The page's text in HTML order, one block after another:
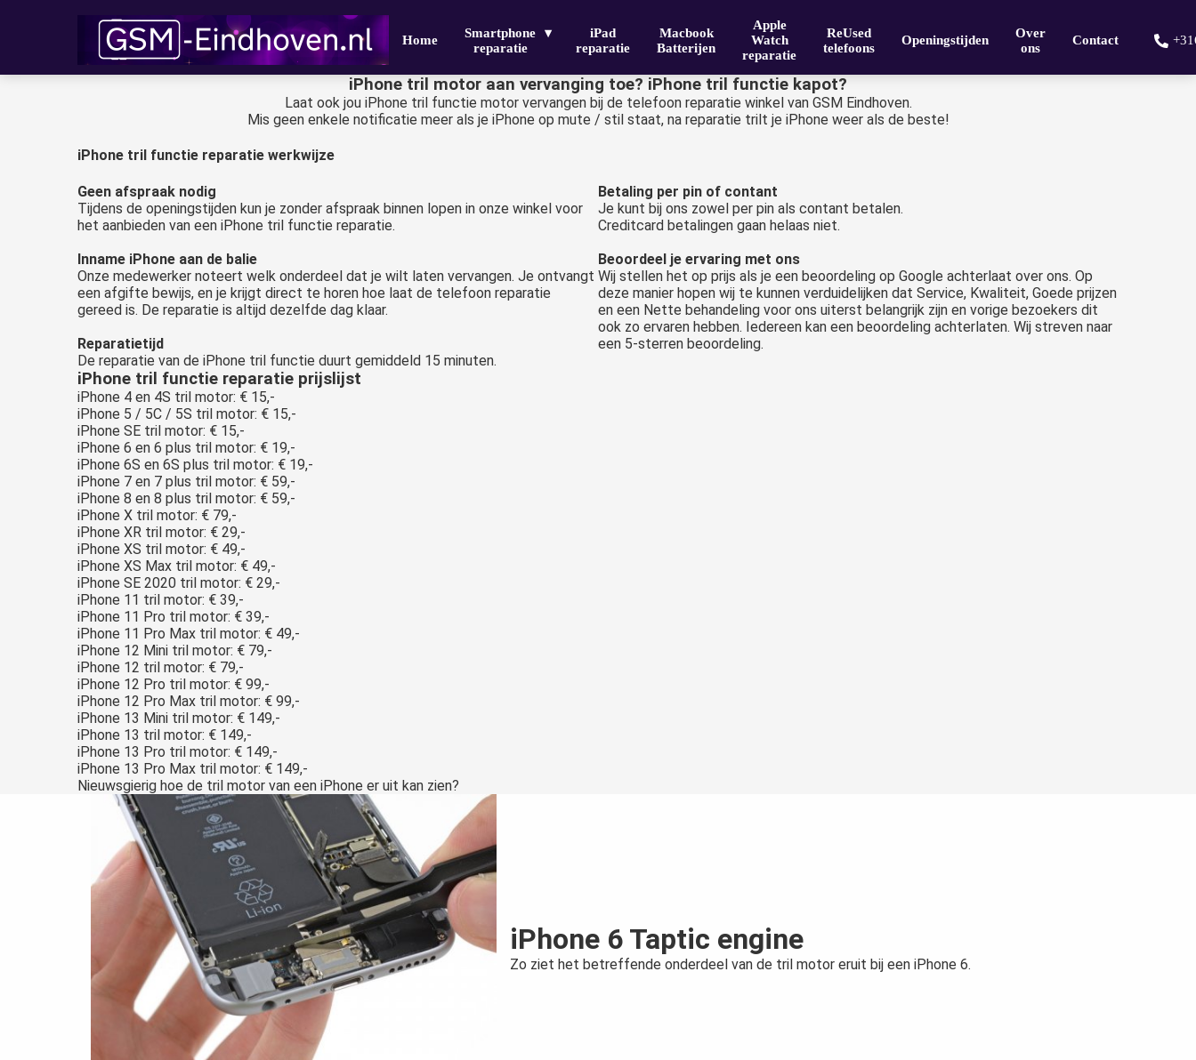
Home
Smartphone
reparatie
iPad
reparatie
Macbook
Batterijen
Apple
Watch
reparatie
ReUsed
telefoons
Openingstijden
Over
ons
Contact
iPhone tril motor aan vervanging toe? iPhone tril functie kapot?
Laat ook jou iPhone tril functie motor vervangen bij de telefoon reparatie winkel van GSM Eindhoven.
Mis geen enkele notificatie meer als je iPhone op mute / stil staat, na reparatie trilt je iPhone weer als de beste!
iPhone tril functie reparatie werkwijze
Geen afspraak nodig
Tijdens de openingstijden kun je zonder afspraak binnen lopen in onze winkel voor
het aanbieden van een iPhone tril functie reparatie.
Inname iPhone aan de balie
Onze medewerker noteert welk onderdeel dat je wilt laten vervangen. Je ontvangt
een afgifte bewijs, en je krijgt direct te horen hoe laat de telefoon reparatie
gereed is. De reparatie is altijd dezelfde dag klaar.
Reparatietijd
De reparatie van de iPhone tril functie duurt gemiddeld 15 minuten.
Betaling per pin of contant
Je kunt bij ons zowel per pin als contant betalen.
Creditcard betalingen gaan helaas niet.
Beoordeel je ervaring met ons
Wij stellen het op prijs als je een beoordeling op Google achterlaat over ons. Op
deze manier hopen wij te kunnen verduidelijken dat Service, Kwaliteit, Goede prijzen
en een Nette behandeling voor ons uiterst belangrijk zijn en vorige bezoekers dit
ook zo ervaren hebben. Iedereen kan een beoordeling achterlaten. Wij streven naar
een 5-sterren beoordeling.
iPhone tril functie reparatie prijslijst
iPhone 4 en 4S tril motor: € 15,-
iPhone 5 / 5C / 5S tril motor: € 15,-
iPhone SE tril motor: € 15,-
iPhone 6 en 6 plus tril motor: € 19,-
iPhone 6S en 6S plus tril motor: € 19,-
iPhone 7 en 7 plus tril motor: € 59,-
iPhone 8 en 8 plus tril motor: € 59,-
iPhone X tril motor: € 79,-
iPhone XR tril motor: € 29,-
iPhone XS tril motor: € 49,-
iPhone XS Max tril motor: € 49,-
iPhone SE 2020 tril motor: € 29,-
iPhone 11 tril motor: € 39,-
iPhone 11 Pro tril motor: € 39,-
iPhone 11 Pro Max tril motor: € 49,-
iPhone 12 Mini tril motor: € 79,-
iPhone 12 tril motor: € 79,-
iPhone 12 Pro tril motor: € 99,-
iPhone 12 Pro Max tril motor: € 99,-
iPhone 13 Mini tril motor: € 149,-
iPhone 13 tril motor: € 149,-
iPhone 13 Pro tril motor: € 149,-
iPhone 13 Pro Max tril motor: € 149,-
Nieuwsgierig hoe de tril motor van een iPhone er uit kan zien?
iPhone 6 Taptic engine
Zo ziet het betreffende onderdeel van de tril motor eruit bij een iPhone 6.